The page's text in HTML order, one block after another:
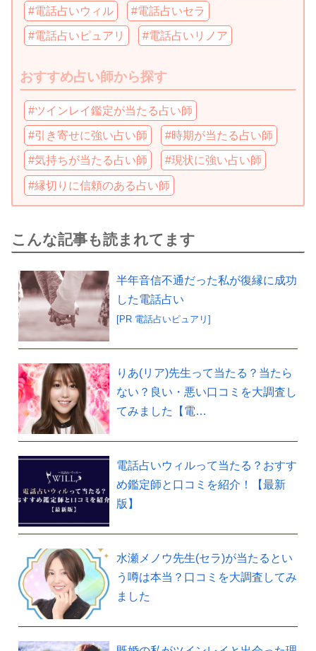
#電話占いウィル #電話占いセラ
#電話占いピュアリ #電話占いリノア
おすすめ占い師から探す
#ツインレイ鑑定が当たる占い師
#引き寄せに強い占い師 #時期が当たる占い師
#気持ちが当たる占い師 #現状に強い占い師
#縁切りに信頼のある占い師
こんな記事も読まれてます
半年音信不通だった私が復縁に成功
した電話占い
[PR 電話占いピュアリ]
りあ(リア)先生って当たる？当たら
ない？良い・悪い口コミを大調査し
てみました【電…
電話占いウィルって当たる？おすす
め鑑定師と口コミを紹介！【最新
版】
水瀬メノウ先生(セラ)が当たるとい
う噂は本当？口コミを大調査してみ
ました